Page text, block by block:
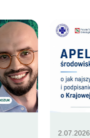
2.07.2026